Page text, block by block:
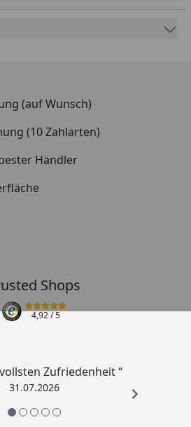
(auf Wunsch)
(10 Zahlarten)
Händler
Shops
4,92/ 5
Zufriedenheit “
31.07.2026